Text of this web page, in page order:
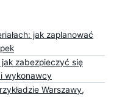
jak zaplanować
zabezpieczyć się
wykonawcy
Warszawy,